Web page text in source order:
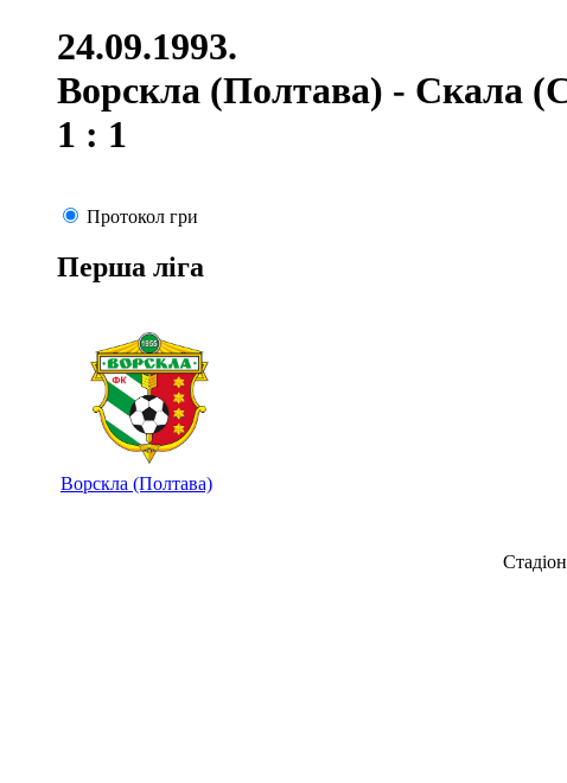
24.09.1993.
Ворскла (Полтава) - Скала
1 : 1
Протокол гри
Перша ліга
Ворскла (Полтава)